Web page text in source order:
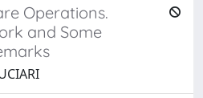
Operations.
and Some